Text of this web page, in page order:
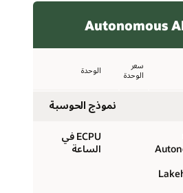
Autonomous
سعر
الوحدة
الوحدة
نموذج الحوسبة
ECPU في
الساعة